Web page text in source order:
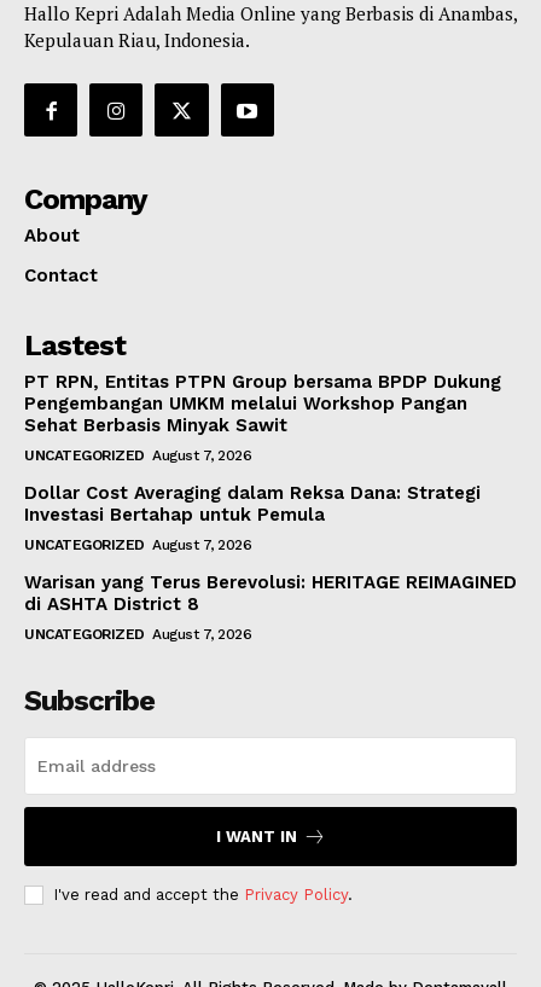
Hallo Kepri Adalah Media Online yang Berbasis di Anambas,
Kepulauan Riau, Indonesia.
Company
About
Contact
Lastest
PT RPN, Entitas PTPN Group bersama BPDP Dukung
Pengembangan UMKM melalui Workshop Pangan
Sehat Berbasis Minyak Sawit
UNCATEGORIZED August 7, 2026
Dollar Cost Averaging dalam Reksa Dana: Strategi
Investasi Bertahap untuk Pemula
UNCATEGORIZED August 7, 2026
Warisan yang Terus Berevolusi: HERITAGE REIMAGINED
di ASHTA District 8
UNCATEGORIZED August 7, 2026
Subscribe
I WANT IN
I've read and accept the Privacy Policy.